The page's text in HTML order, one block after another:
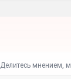
Делитесь мнением,